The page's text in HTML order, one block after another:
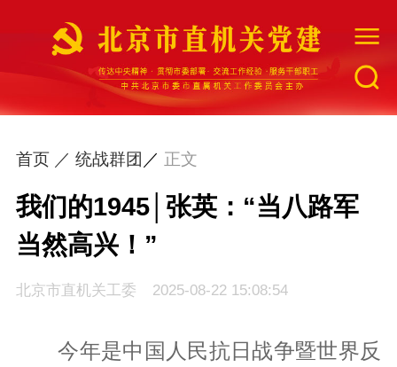
工委简介
首页 ／ 统战群团 ／ 正文
我们的1945│张英：“当八路军
当然高兴！”
北京市直机关工委 2025-08-22 15:08:54
今年是中国人民抗日战争暨世界反